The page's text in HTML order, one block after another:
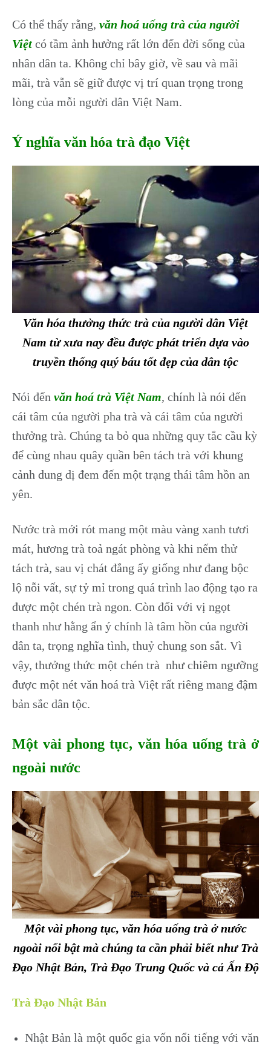
Có thể thấy rằng, văn hoá uống trà của người
Việt có tầm ảnh hưởng rất lớn đến đời sống của
nhân dân ta. Không chỉ bây giờ, về sau và mãi
mãi, trà vẫn sẽ giữ được vị trí quan trọng trong
lòng của mỗi người dân Việt Nam.
Ý nghĩa văn hóa trà đạo Việt
Văn hóa thưởng thức trà của người dân Việt
Nam từ xưa nay đều được phát triển dựa vào
truyền thống quý báu tốt đẹp của dân tộc
Nói đến văn hoá trà Việt Nam, chính là nói đến
cái tâm của người pha trà và cái tâm của người
thưởng trà. Chúng ta bỏ qua những quy tắc cầu kỳ
để cùng nhau quây quần bên tách trà với khung
cảnh dung dị đem đến một trạng thái tâm hồn an
yên.
Nước trà mới rót mang một màu vàng xanh tươi
mát, hương trà toả ngát phòng và khi nếm thử
tách trà, sau vị chát đắng ấy giống như đang bộc
lộ nỗi vất, sự tỷ mỉ trong quá trình lao động tạo ra
được một chén trà ngon. Còn đối với vị ngọt
thanh như hằng ẩn ý chính là tâm hồn của người
dân ta, trọng nghĩa tình, thuỷ chung son sắt. Vì
vậy, thưởng thức một chén trà như chiêm ngưỡng
được một nét văn hoá trà Việt rất riêng mang đậm
bản sắc dân tộc.
Một vài phong tục, văn hóa uống trà ở
ngoài nước
Một vài phong tục, văn hóa uống trà ở nước
ngoài nổi bật mà chúng ta cần phải biết như Trà
Đạo Nhật Bản, Trà Đạo Trung Quốc và cả Ấn Độ
Trà Đạo Nhật Bản
Nhật Bản là một quốc gia vốn nổi tiếng với văn